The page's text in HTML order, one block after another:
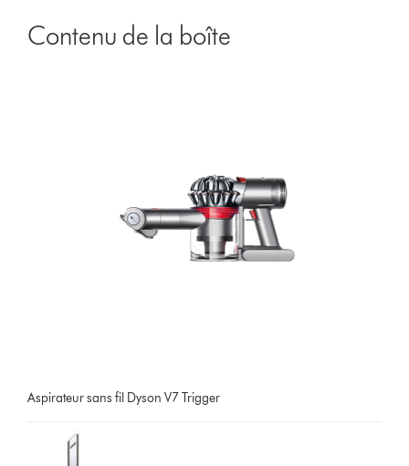
Contenu de la boîte
Aspirateur sans fil Dyson V7 Trigger